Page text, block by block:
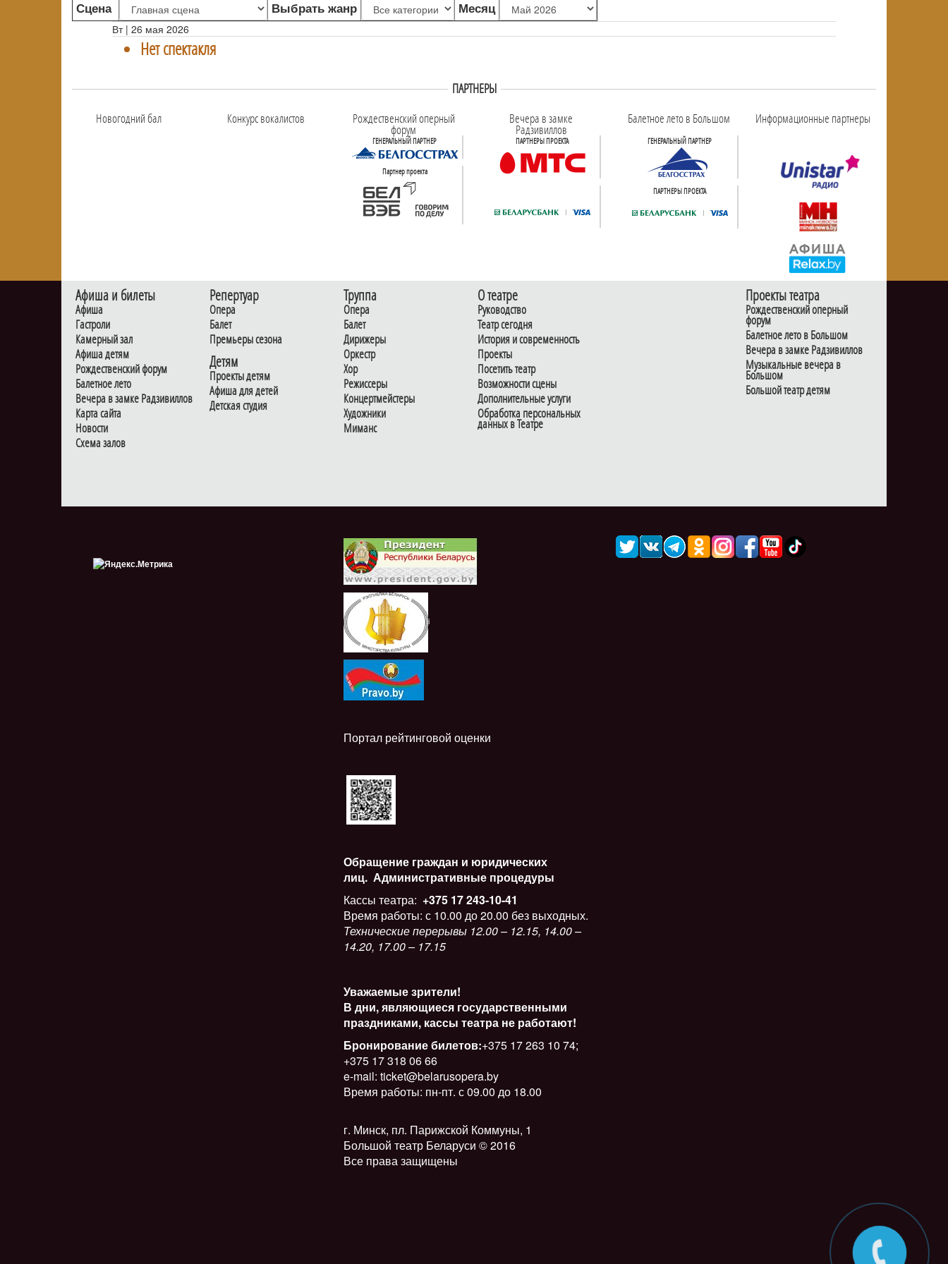
Сцена Выбрать жанр Месяц
Вт | 26 мая 2026
Нет спектакля
ПАРТНЕРЫ
Новогодний бал
Конкурс вокалистов Рождественский оперный
форум
ГЕНЕРАЛЬНЫЙ ПАРТНЕР
Партнер проекта
Вечера в замке
Радзивиллов
ПАРТНЕРЫ ПРОЕКТА
Балетное лето в Большом
ГЕНЕРАЛЬНЫЙ ПАРТНЕР
ПАРТНЕРЫ ПРОЕКТА
Информационные партнеры
Афиша и билеты
Афиша
Гастроли
Камерный зал
Афиша детям
Рождественский форум
Балетное лето
Вечера в замке Радзивиллов
Карта сайта
Новости
Схема залов
Репертуар
Опера
Балет
Премьеры сезона
Детям
Проекты детям
Афиша для детей
Детская студия
Труппа
Опера
Балет
Дирижеры
Оркестр
Хор
Режиссеры
Концертмейстеры
Художники
Миманс
О театре
Руководство
Театр сегодня
История и современность
Проекты
Посетить театр
Возможности сцены
Дополнительные услуги
Обработка персональных
данных в Театре
Проекты театра
Рождественский оперный
форум
Балетное лето в Большом
Вечера в замке Радзивиллов
Музыкальные вечера в
Большом
Большой театр детям
i
Портал рейтинговой оценки
Обращение граждан и юридических
лиц. Административные процедуры
Кассы театра: +375 17 243-10-41
Время работы: с 10.00 до 20.00 без выходных.
Технические перерывы 12.00 – 12.15, 14.00 –
14.20, 17.00 – 17.15
Уважаемые зрители!
В дни, являющиеся государственными
праздниками, кассы театра не работают!
Бронирование билетов:+375 17 263 10 74;
+375 17 318 06 66
e-mail: ticket@belarusopera.by
Время работы: пн-пт. с 09.00 до 18.00
г. Минск, пл. Парижской Коммуны, 1
Большой театр Беларуси © 2016
Все права защищены